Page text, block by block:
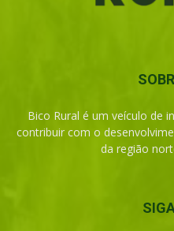
Bico Rural é um veículo de
contribuir com o
da região